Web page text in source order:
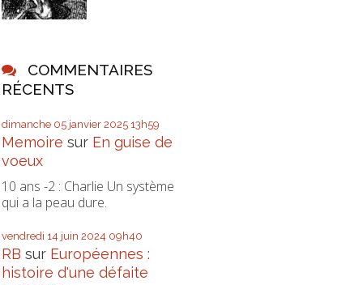
COMMENTAIRES
RÉCENTS
dimanche 05 janvier 2025 13h59
Memoire sur En guise de
voeux
10 ans -2 : Charlie Un système
qui a la peau dure.
vendredi 14 juin 2024 09h40
RB sur Européennes :
histoire d'une défaite